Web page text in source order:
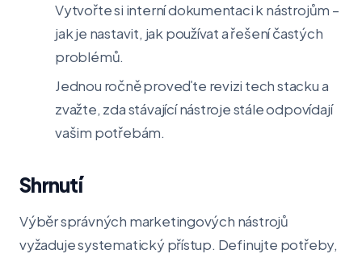
Vytvořte si interní dokumentaci k nástrojům –
jak je nastavit, jak používat a řešení častých
problémů.
Jednou ročně proveďte revizi tech stacku a
zvažte, zda stávající nástroje stále odpovídají
vašim potřebám.
Shrnutí
Výběr správných marketingových nástrojů
vyžaduje systematický přístup. Definujte potřeby,